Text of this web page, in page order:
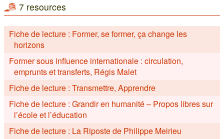
7 resources
Fiche de lecture : Former, se former, ça change les
horizons
Former sous influence internationale : circulation,
emprunts et transferts, Régis Malet
Fiche de lecture : Transmettre, Apprendre
Fiche de lecture : Grandir en humanité – Propos libres sur
l’école et l’éducation
Fiche de lecture : La Riposte de Philippe Meirieu